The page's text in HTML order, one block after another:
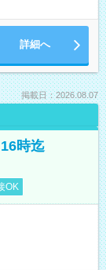
詳細へ
掲載日：2026.08.07
時迄
OK